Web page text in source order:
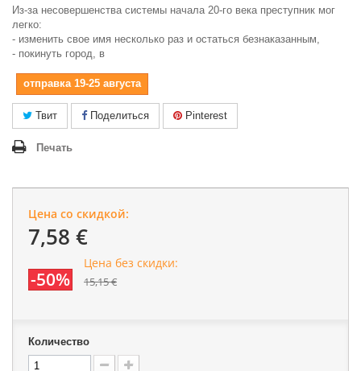
Из-за несовершенства системы начала 20-го века преступник мог
легко:
- изменить свое имя несколько раз и остаться безнаказанным,
- покинуть город, в
отправка 19-25 августа
Твит Поделиться Pinterest
Печать
Цена со скидкой:
7,58 €
-50%
Цена без скидки:
15,15 €
Количество